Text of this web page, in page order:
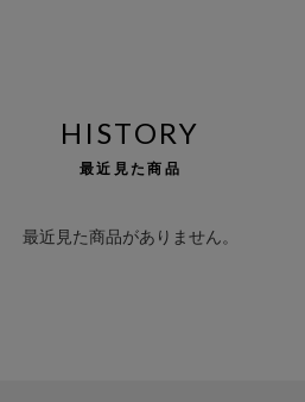
HISTORY
最近見た商品
最近見た商品がありません。